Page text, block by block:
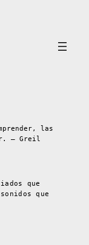
las
– Greil
que
que